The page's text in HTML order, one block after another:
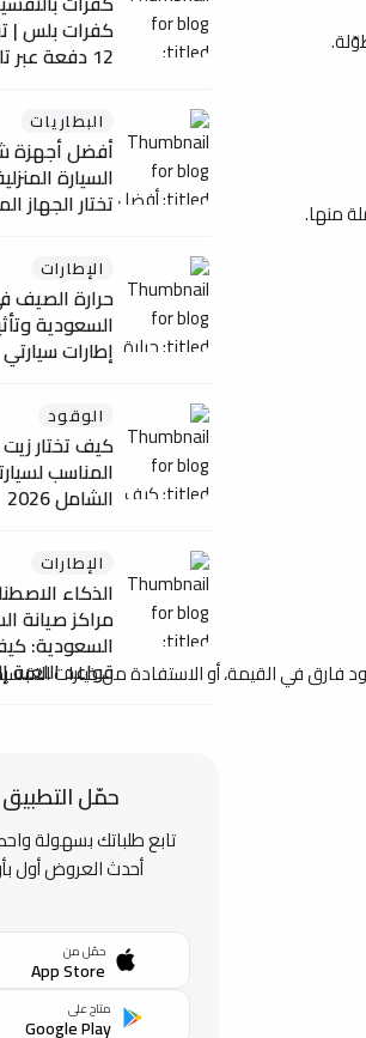
منها.
في القيمة، أو الاستفادة من خيارات
كفرات بلس |
12 دفعة عبر تابي وتمارا
البطاريات
أفضل أجهزة
السيارة
تختار الجهاز
الإطارات
حرارة الصيف
السعودية
إطارات سيارتي
الوقود
كيف تختار
المناسب
الشامل 2026
الإطارات
الذكاء
مراكز صيانة
السعودية:
قواعد اللعبة
حمّل التطبيق
تابع طلباتك بسهولة
أحدث العروض أول
حمّل من
App Store
متاح على
Google Play